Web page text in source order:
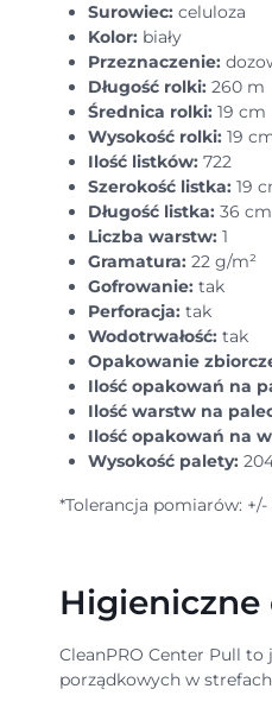
Surowiec: celuloza
Kolor: biały
Przeznaczenie:
Długość rolki:260 m
Średnica rolki:19 cm
Wysokość rolki: 19
Ilość listków: 722
Szerokość listka:19
Długość listka:36 cm
Liczba warstw:1
Gramatura: 22 g/m²
Gofrowanie: tak
Perforacja: tak
Wodotrwałość:tak
Opakowanie
Ilość opakowań na
Ilość warstw na
Ilość opakowań na
Wysokość palety:
*Tolerancja pomiarów: +/-
Higieniczne
CleanPRO Center Pull
porządkowych w